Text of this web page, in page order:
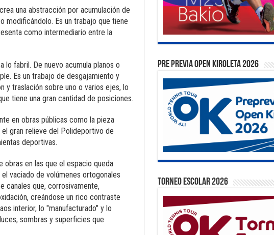
una abstracción por acumulación de
modificándolo. Es un trabajo que tiene
como intermediario entre la
lo fabril. De nuevo acumula planos o
Es un trabajo de desgajamiento y
y traslación sobre uno o varios ejes, lo
tiene una gran cantidad de posiciones.
en obras públicas como la pieza
gran relieve del Polideportivo de
deportivas.
obras en las que el espacio queda
vaciado de volúmenes ortogonales
canales que, corrosivamente,
creándose un rico contraste
interior, lo "manufacturado" y lo
sombras y superficies que
PRE PREVIA OPEN KIROLETA 2026
TORNEO ESCOLAR 2026